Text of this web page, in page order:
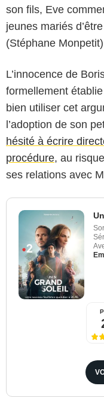
son fils, Eve
jeunes mariés
(Stéphane
L’innocence de
formellement
bien utiliser cet
l’adoption de son
hésité à écrire
procédure, au
ses relations avec